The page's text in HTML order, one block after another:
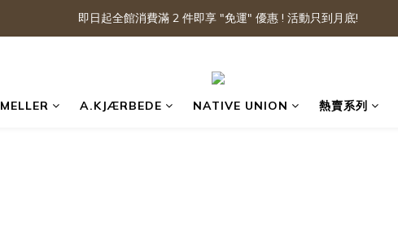
即日起全館消費滿 2 件即享 "免運" 優惠 ! 活動只到月底!
MELLER A.KJÆRBEDE NATIVE UNION 熱賣系列